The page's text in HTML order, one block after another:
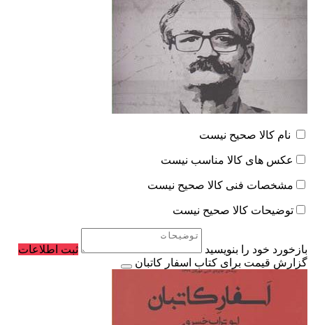
نام کالا صحیح نیست
عکس های کالا مناسب نیست
مشخصات فنی کالا صحیح نیست
توضیحات کالا صحیح نیست
بازخورد خود را بنویسید
ثبت اطلاعات
گزارش قیمت برای کتاب اسفار کاتبان